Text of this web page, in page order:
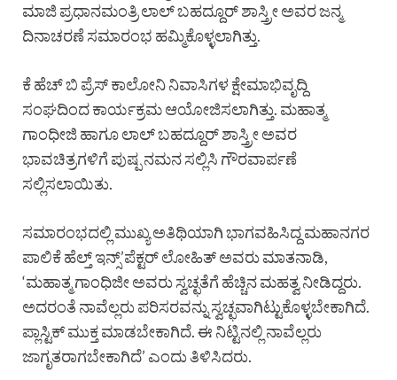
ಮಾಜಿ ಪ್ರಧಾನಮಂತ್ರಿ ಲಾಲ್ ಬಹದ್ದೂರ್ ಶಾಸ್ತ್ರೀ ಅವರ ಜನ್ಮ
ದಿನಾಚರಣೆ ಸಮಾರಂಭ ಹಮ್ಮಿಕೊಳ್ಳಲಾಗಿತ್ತು.
ಕೆ ಹೆಚ್ ಬಿ ಪ್ರೆಸ್ ಕಾಲೋನಿ ನಿವಾಸಿಗಳ ಕ್ಷೇಮಾಭಿವೃದ್ದಿ
ಸಂಘದಿಂದ ಕಾರ್ಯಕ್ರಮ ಆಯೋಜಿಸಲಾಗಿತ್ತು. ಮಹಾತ್ಮ
ಗಾಂಧೀಜಿ ಹಾಗೂ ಲಾಲ್ ಬಹದ್ದೂರ್ ಶಾಸ್ತ್ರೀ ಅವರ
ಭಾವಚಿತ್ರಗಳಿಗೆ ಪುಷ್ಪ ನಮನ ಸಲ್ಲಿಸಿ ಗೌರವಾರ್ಪಣೆ
ಸಲ್ಲಿಸಲಾಯಿತು.
ಸಮಾರಂಭದಲ್ಲಿ ಮುಖ್ಯ ಅತಿಥಿಯಾಗಿ ಭಾಗವಹಿಸಿದ್ದ ಮಹಾನಗರ
ಪಾಲಿಕೆ ಹೆಲ್ತ್ ಇನ್ಸ್’ಪೆಕ್ಟರ್ ಲೋಹಿತ್ ಅವರು ಮಾತನಾಡಿ,
‘ಮಹಾತ್ಮ ಗಾಂಧಿಜೀ ಅವರು ಸ್ವಚ್ಛತೆಗೆ ಹೆಚ್ಚಿನ ಮಹತ್ವ ನೀಡಿದ್ದರು.
ಅದರಂತೆ ನಾವೆಲ್ಲರು ಪರಿಸರವನ್ನು ಸ್ವಚ್ಛವಾಗಿಟ್ಟುಕೊಳ್ಳಬೇಕಾಗಿದೆ.
ಪ್ಲಾಸ್ಟಿಕ್ ಮುಕ್ತ ಮಾಡಬೇಕಾಗಿದೆ. ಈ ನಿಟ್ಟಿನಲ್ಲಿ ನಾವೆಲ್ಲರು
ಜಾಗೃತರಾಗಬೇಕಾಗಿದೆ’ ಎಂದು ತಿಳಿಸಿದರು.